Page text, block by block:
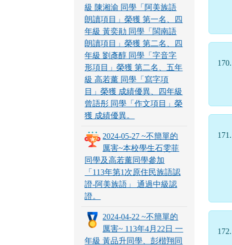
級 陳湘渝 同學「阿美族語
朗讀項目」榮獲 第一名、四
年級 黃奕勛 同學「閩南語
朗讀項目」榮獲 第二名、四
年級 劉彥醇 同學「字音字
形項目」榮獲 第二名、五年
級 高若薰 同學「寫字項
目」榮獲 成績優異、四年級
曾語彤 同學「作文項目」榮
獲 成績優異。
2024-05-27 ~不簡單的
厲害~本校學生石雯菲
同學及高若薰同學參加
「113年第1次原住民族語認
證-阿美族語」 通過中級認
證。
2024-04-22 ~不簡單的
厲害~ 113年4月22日 一
年級 黃品升同學、彭楷翔同
170.
171.
172.